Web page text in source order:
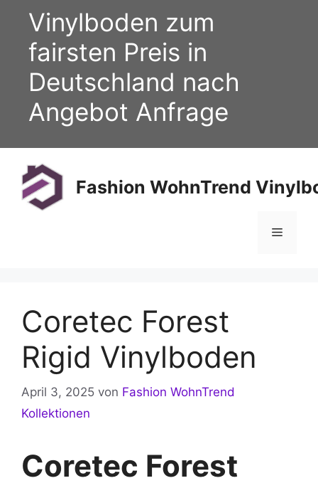
springen
Vinylboden zum
fairsten Preis in
Deutschland nach
Angebot Anfrage
Fashion WohnTrend
Menü
Coretec Forest
Rigid Vinylboden
April 3, 2025 von Fashion WohnTrend
Kollektionen
Coretec Forest